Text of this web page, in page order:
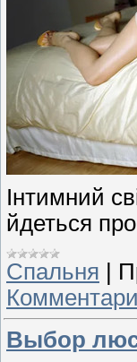
Інтимний
йдеться
Спальня |
Выбор